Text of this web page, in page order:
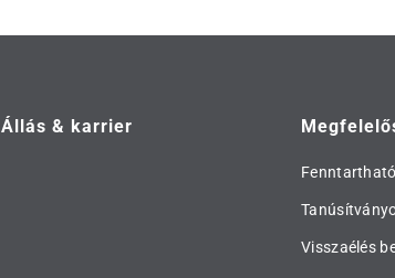
Állás & karrier
Visszaélés